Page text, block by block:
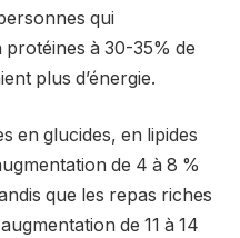
qui
à 30-35% de
plus d’énergie.
en glucides, en lipides
de 4 à 8 %
que les repas riches
de 11 à 14